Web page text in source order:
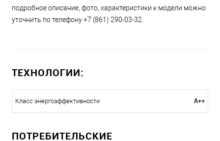
подробное описание, фото, характеристики к модели можно
уточнить по телефону +7 (861) 290-03-32.
ТЕХНОЛОГИИ:
Класс энергоэффективности A++
ПОТРЕБИТЕЛЬСКИЕ